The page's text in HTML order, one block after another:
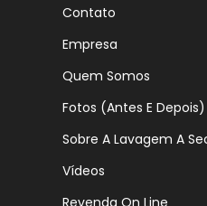
Contato
Empresa
Quem Somos
Fotos (Antes E Depois)
Sobre A Lavagem A
Vídeos